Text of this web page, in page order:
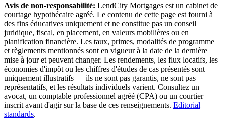
Avis de non-responsabilité: LendCity Mortgages est un cabinet de
courtage hypothécaire agréé. Le contenu de cette page est fourni à
des fins éducatives uniquement et ne constitue pas un conseil
juridique, fiscal, en placement, en valeurs mobilières ou en
planification financière. Les taux, primes, modalités de programme
et règlements mentionnés sont en vigueur à la date de la dernière
mise à jour et peuvent changer. Les rendements, les flux locatifs, les
économies d'impôt ou les chiffres d'études de cas présentés sont
uniquement illustratifs — ils ne sont pas garantis, ne sont pas
représentatifs, et les résultats individuels varient. Consultez un
avocat, un comptable professionnel agréé (CPA) ou un courtier
inscrit avant d'agir sur la base de ces renseignements. Editorial
standards.